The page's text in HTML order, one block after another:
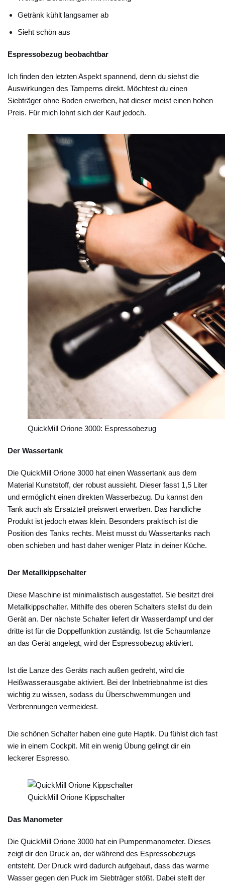
Getränk kühlt langsamer ab
Sieht schön aus
Espressobezug beobachtbar
Ich finden den letzten Aspekt spannend, denn du siehst die
Auswirkungen des Tamperns direkt. Möchtest du einen
Siebträger ohne Boden erwerben, hat dieser meist einen hohen
Preis. Für mich lohnt sich der Kauf jedoch.
QuickMill Orione 3000: Espressobezug
Der Wassertank
Die QuickMill Orione 3000 hat einen Wassertank aus dem
Material Kunststoff, der robust aussieht. Dieser fasst 1,5 Liter
und ermöglicht einen direkten Wasserbezug. Du kannst den
Tank auch als Ersatzteil preiswert erwerben. Das handliche
Produkt ist jedoch etwas klein. Besonders praktisch ist die
Position des Tanks rechts. Meist musst du Wassertanks nach
oben schieben und hast daher weniger Platz in deiner Küche.
Der Metallkippschalter
Diese Maschine ist minimalistisch ausgestattet. Sie besitzt drei
Metallkippschalter. Mithilfe des oberen Schalters stellst du dein
Gerät an. Der nächste Schalter liefert dir Wasserdampf und der
dritte ist für die Doppelfunktion zuständig. Ist die Schaumlanze
an das Gerät angelegt, wird der Espressobezug aktiviert.
Ist die Lanze des Geräts nach außen gedreht, wird die
Heißwasserausgabe aktiviert. Bei der Inbetriebnahme ist dies
wichtig zu wissen, sodass du Überschwemmungen und
Verbrennungen vermeidest.
Die schönen Schalter haben eine gute Haptik. Du fühlst dich fast
wie in einem Cockpit. Mit ein wenig Übung gelingt dir ein
leckerer Espresso.
QuickMill Orione Kippschalter
Das Manometer
Die QuickMill Orione 3000 hat ein Pumpenmanometer. Dieses
zeigt dir den Druck an, der während des Espressobezugs
entsteht. Der Druck wird dadurch aufgebaut, dass das warme
Wasser gegen den Puck im Siebträger stößt. Dabei stellt der